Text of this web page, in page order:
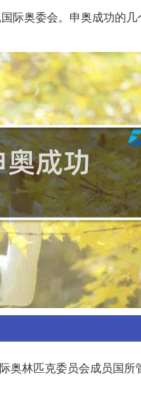
际奥委会。申奥成功的
奥林匹克委员会成员国